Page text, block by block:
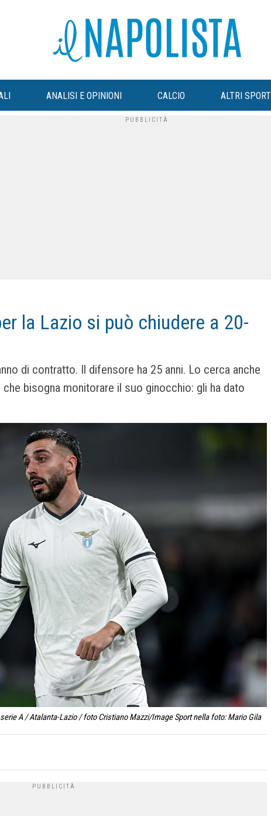
ANALISI E OPINIONI CALCIO ALTRI SPORT
la Lazio si può chiudere a 20-
di contratto. Il difensore ha 25 anni. Lo cerca anche
bisogna monitorare il suo ginocchio: gli ha dato
A / Atalanta-Lazio / foto Cristiano Mazzi/Image Sport nella foto: Mario Gila